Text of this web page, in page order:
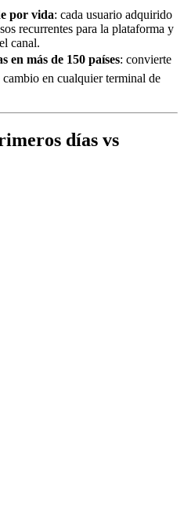
por vida: cada usuario adquirido
recurrentes para la plataforma y
canal.
en más de 150 países: convierte
en cualquier terminal de
días vs